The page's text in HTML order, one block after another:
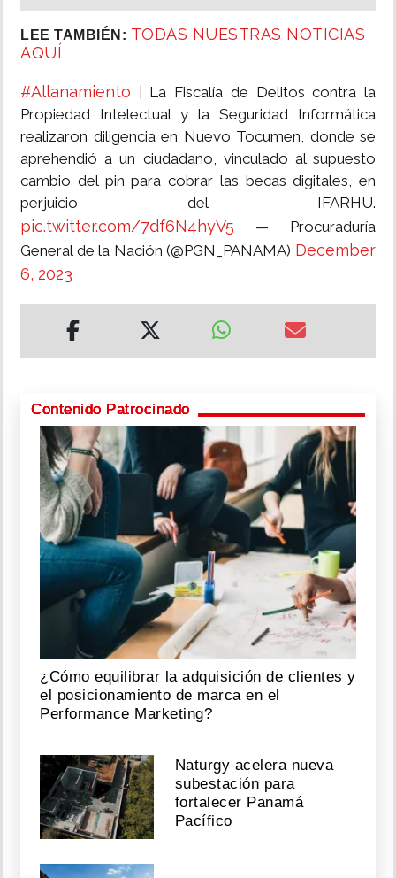
LEE TAMBIÉN: TODAS NUESTRAS NOTICIAS
AQUÍ
#Allanamiento | La Fiscalía de Delitos contra la
Propiedad Intelectual y la Seguridad Informática
realizaron diligencia en Nuevo Tocumen, donde se
aprehendió a un ciudadano, vinculado al supuesto
cambio del pin para cobrar las becas digitales, en
perjuicio del IFARHU.
pic.twitter.com/7df6N4hyV5 — Procuraduría
General de la Nación (@PGN_PANAMA) December
6, 2023
Contenido Patrocinado
¿Cómo equilibrar la adquisición de clientes y
el posicionamiento de marca en el
Performance Marketing?
Naturgy acelera nueva
subestación para
fortalecer Panamá
Pacífico